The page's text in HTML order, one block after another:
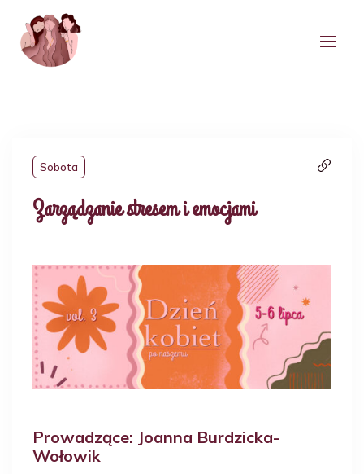
Sobota
Zarządzanie stresem i emocjami
Prowadzące: Joanna Burdzicka-
Wołowik